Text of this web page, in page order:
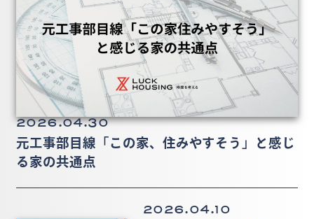
2026.04.30
元工事部目線「この家、住みやすそう」と感じ
る家の共通点
2026.04.10